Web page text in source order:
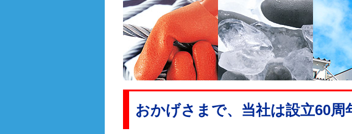
おかげさまで、当社は設立60周